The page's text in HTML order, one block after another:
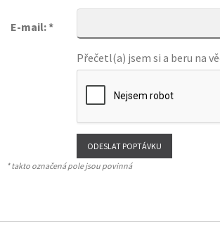
E-mail: *
Přečetl(a) jsem si a beru na
* takto označená pole jsou povinná